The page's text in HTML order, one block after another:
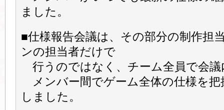
ました。
■仕様報告会議は、その部分の制作担
ンの担当者だけで
行うのではなく、チーム全員で会議
メンバー間でゲーム全体の仕様を
しました。